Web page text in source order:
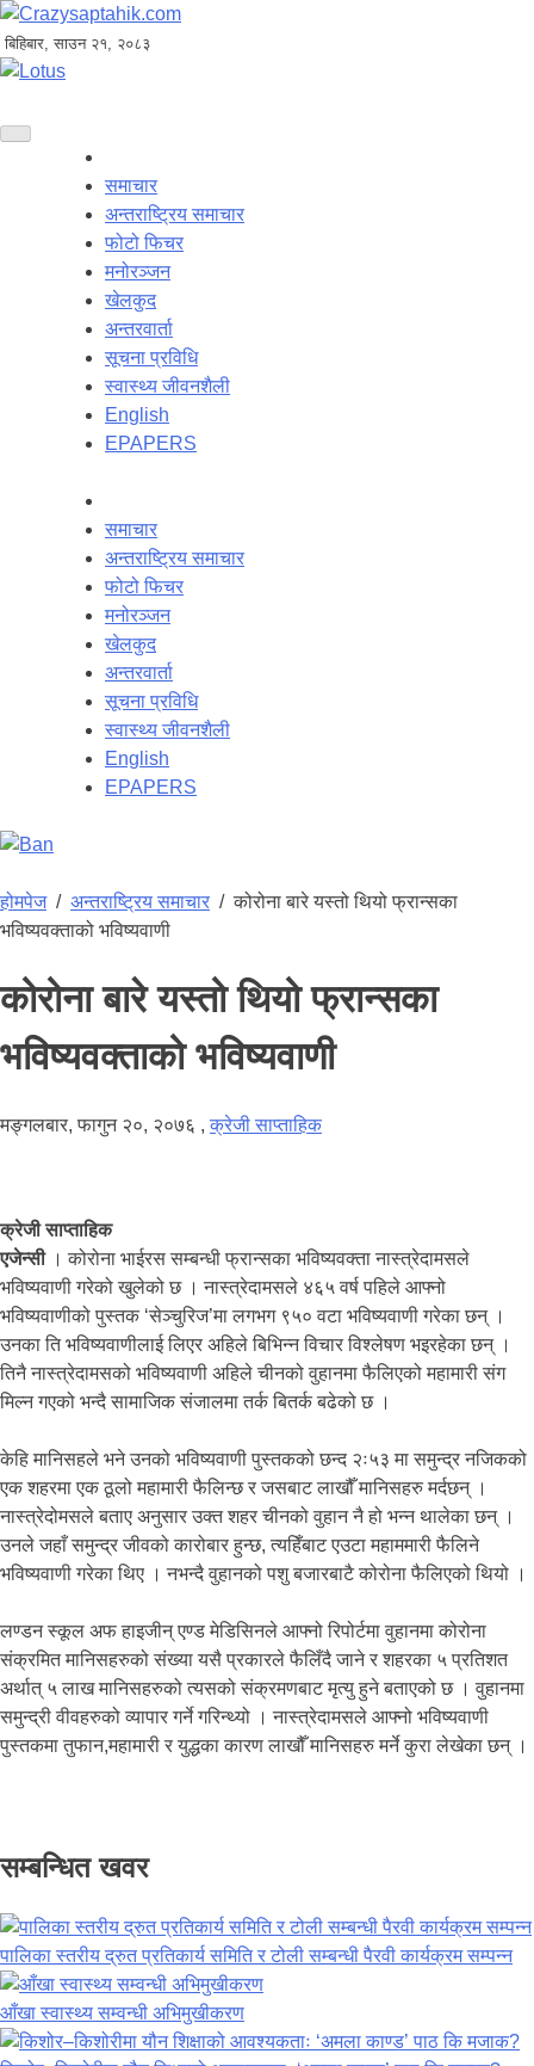
बिहिबार, साउन २१, २०८३
समाचार
अन्तराष्ट्रिय समाचार
फोटो फिचर
मनोरञ्जन
खेलकुद
अन्तरवार्ता
सूचना प्रविधि
स्वास्थ्य जीवनशैली
English
EPAPERS
समाचार
अन्तराष्ट्रिय समाचार
फोटो फिचर
मनोरञ्जन
खेलकुद
अन्तरवार्ता
सूचना प्रविधि
स्वास्थ्य जीवनशैली
English
EPAPERS
होमपेज/ अन्तराष्ट्रिय समाचार /कोरोना बारे यस्तो थियो फ्रान्सका
भविष्यवक्ताको भविष्यवाणी
कोरोना बारे यस्तो थियो फ्रान्सका
भविष्यवक्ताको भविष्यवाणी
मङ्गलबार, फागुन २०, २०७६ ,क्रेजी साप्ताहिक
क्रेजी साप्ताहिक
एजेन्सी। कोरोना भाईरस सम्बन्धी फ्रान्सका भविष्यवक्ता नास्त्रेदामसले
भविष्यवाणी गरेको खुलेको छ । नास्त्रेदामसले ४६५ वर्ष पहिले आफ्नो
भविष्यवाणीको पुस्तक ‘सेञ्चुरिज’मा लगभग ९५० वटा भविष्यवाणी गरेका छन् ।
उनका ति भविष्यवाणीलाई लिएर अहिले बिभिन्न विचार विश्लेषण भइरहेका छन् ।
तिनै नास्त्रेदामसको भविष्यवाणी अहिले चीनको वुहानमा फैलिएको महामारी संग
मिल्न गएको भन्दै सामाजिक संजालमा तर्क बितर्क बढेको छ ।
केहि मानिसहले भने उनको भविष्यवाणी पुस्तकको छन्द २ः५३ मा समुन्द्र नजिकको
एक शहरमा एक ठूलो महामारी फैलिन्छ र जसबाट लाखौँ मानिसहरु मर्दछन् ।
नास्त्रेदोमसले बताए अनुसार उक्त शहर चीनको वुहान नै हो भन्न थालेका छन् ।
उनले जहाँ समुन्द्र जीवको कारोबार हुन्छ, त्यहिँबाट एउटा महाममारी फैलिने
भविष्यवाणी गरेका थिए । नभन्दै वुहानको पशु बजारबाटै कोरोना फैलिएको थियो ।
लण्डन स्कूल अफ हाइजीन् एण्ड मेडिसिनले आफ्नो रिपोर्टमा वुहानमा कोरोना
संक्रमित मानिसहरुको संख्या यसै प्रकारले फैलिँदै जाने र शहरका ५ प्रतिशत
अर्थात् ५ लाख मानिसहरुको त्यसको संक्रमणबाट मृत्यु हुने बताएको छ । वुहानमा
समुन्द्री वीवहरुको व्यापार गर्ने गरिन्थ्यो । नास्त्रेदामसले आफ्नो भविष्यवाणी
पुस्तकमा तुफान,महामारी र युद्धका कारण लाखौँ मानिसहरु मर्ने कुरा लेखेका छन् ।
सम्बन्धित खवर
पालिका स्तरीय द्रुत प्रतिकार्य समिति र टोली सम्बन्धी पैरवी कार्यक्रम सम्पन्न
आँखा स्वास्थ्य सम्वन्धी अभिमुखीकरण